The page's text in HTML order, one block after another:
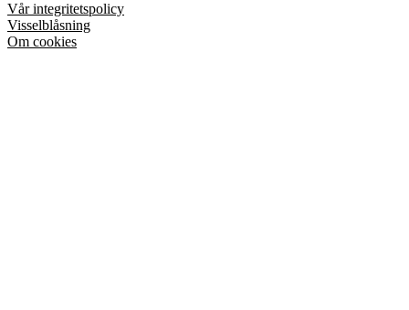
Vår integritetspolicy
Visselblåsning
Om cookies